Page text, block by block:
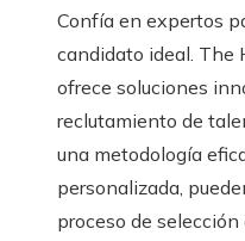
Confía en expertos
candidato ideal. The
ofrece soluciones
reclutamiento de
una metodología
personalizada,
proceso de selección